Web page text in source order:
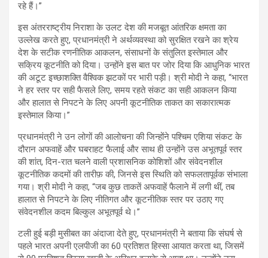
रहे हैं।”
इस अंतरराष्ट्रीय निराशा के उलट देश की मजबूत आंतरिक क्षमता का
उल्लेख करते हुए, प्रधानमंत्री ने अर्थव्यवस्था को सुरक्षित रखने का श्रेय
देश के सटीक रणनीतिक आकलन, संसाधनों के संतुलित इस्तेमाल और
सक्रिय कूटनीति को दिया। उन्होंने इस बात पर जोर दिया कि आधुनिक भारत
की अटूट इच्छाशक्ति वैश्विक झटकों पर भारी पड़ी। श्री मोदी ने कहा, “भारत
ने हर स्तर पर सही फैसले लिए, समय रहते संकट का सही आकलन किया
और हालात से निपटने के लिए अपनी कूटनीतिक ताकत का सकारात्मक
इस्तेमाल किया।”
प्रधानमंत्री ने उन लोगों की आलोचना की जिन्होंने पश्चिम एशिया संकट के
दौरान अफवाहें और घबराहट फैलाई और साथ ही उन्होंने उस अभूतपूर्व स्तर
की शांत, दिन-रात चलने वाली प्रशासनिक कोशिशों और संवेदनशील
कूटनीतिक कदमों की तारीफ़ की, जिनसे इस स्थिति को सफलतापूर्वक संभाला
गया। श्री मोदी ने कहा, “जब कुछ ताकतें अफवाहें फैलाने में लगी थीं, तब
हालात से निपटने के लिए नीतिगत और कूटनीतिक स्तर पर उठाए गए
संवेदनशील कदम बिल्कुल अभूतपूर्व थे।”
टली हुई बड़ी मुसीबत का अंदाजा देते हुए, प्रधानमंत्री ने बताया कि संघर्ष से
पहले भारत अपनी एलपीजी का 60 प्रतिशत हिस्सा आयात करता था, जिसमें